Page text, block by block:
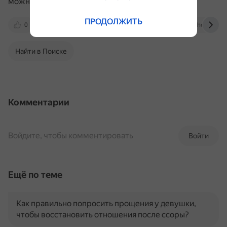
0 telefon-doveria.ru thegirl.ru
Найти в Поиске
Комментарии
Войти
Войдите, чтобы комментировать
Ещё по теме
Как правильно попросить прощения у девушки,
чтобы восстановить отношения после ссоры?
ПРОДОЛЖИТЬ